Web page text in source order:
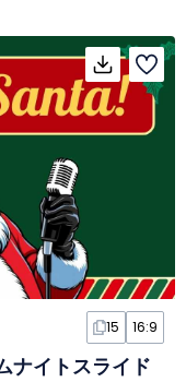
15 16:9
ナイトスライド